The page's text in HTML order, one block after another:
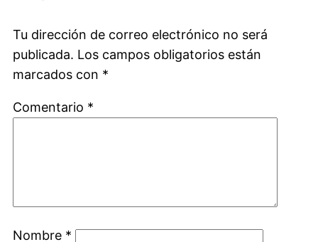
Tu dirección de correo electrónico no será
publicada. Los campos obligatorios están
marcados con *
Comentario *
Nombre *